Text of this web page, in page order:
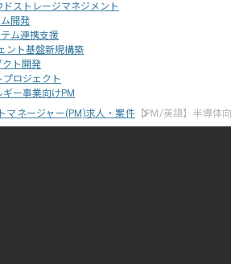
ドストレージマネジメント
ム開発
ム連携支援
ント基盤新規構築
クト開発
プロジェクト
ギー事業向けPM
マネージャー(PM)求人・案件【PM/英語】半導体